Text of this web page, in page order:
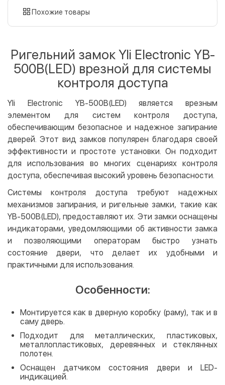
картой
LiqPay
Apple Pay
Google Pay
Безналичный расчет
Оплата на карту юр.лица
Оплата на счет юр.лица
Бесплатно
Кредит
Мгновенная рассрочка (Приватбанк)
Покупка частями (Монобанк)
Похожие товары
Ригельний замок Yli Electronic YB-
500B(LED) врезной для системы
контроля доступа
Yli Electronic YB-500B(LED) является врезным
элементом для систем контроля доступа,
обеспечивающим безопасное и надежное запирание
дверей. Этот вид замков популярен благодаря своей
эффективности и простоте установки. Он подходит
для использования во многих сценариях контроля
доступа, обеспечивая высокий уровень безопасности.
Системы контроля доступа требуют надежных
механизмов запирания, и ригельные замки, такие как
YB-500B(LED), предоставляют их. Эти замки оснащены
индикаторами, уведомляющими об активности замка
и позволяющими операторам быстро узнать
состояние двери, что делает их удобными и
практичными для использования.
Особенности:
Монтируется как в дверную коробку (раму), так и в
саму дверь.
Подходит для металлических, пластиковых,
металлопластиковых, деревянных и стеклянных
полотен.
Оснащен датчиком состояния двери и LED-
индикацией.